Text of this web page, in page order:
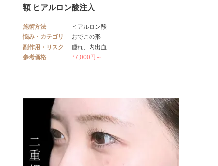
額 ヒアルロン酸注入
施術方法
ヒアルロン酸
悩み・カテゴリ
おでこの形
副作用・リスク
腫れ、内出血
参考価格
77,000円～